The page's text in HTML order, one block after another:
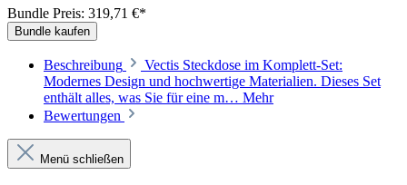
Bundle Preis: 319,71 €*
Bundle kaufen
Beschreibung
Vectis Steckdose im Komplett-Set:
Modernes Design und hochwertige Materialien. Dieses Set
enthält alles, was Sie für eine m… Mehr
Bewertungen
Menü schließen